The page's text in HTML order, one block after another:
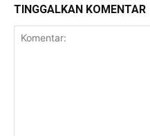
TINGGALKAN KOMENTAR